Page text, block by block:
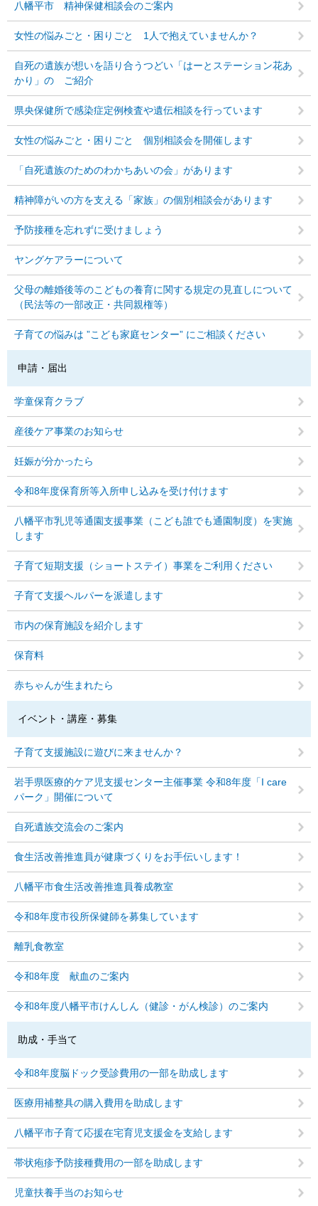
八幡平市 精神保健相談会のご案内
女性の悩みごと・困りごと 1人で抱えていませんか？
自死の遺族が想いを語り合うつどい「はーとステーション花あ
かり」の ご紹介
県央保健所で感染症定例検査や遺伝相談を行っています
女性の悩みごと・困りごと 個別相談会を開催します
「自死遺族のためのわかちあいの会」があります
精神障がいの方を支える「家族」の個別相談会があります
予防接種を忘れずに受けましょう
ヤングケアラーについて
父母の離婚後等のこどもの養育に関する規定の見直しについて
（民法等の一部改正・共同親権等）
子育ての悩みは ”こども家庭センター” にご相談ください
申請・届出
学童保育クラブ
産後ケア事業のお知らせ
妊娠が分かったら
令和8年度保育所等入所申し込みを受け付けます
八幡平市乳児等通園支援事業（こども誰でも通園制度）を実施
します
子育て短期支援（ショートステイ）事業をご利用ください
子育て支援ヘルパーを派遣します
市内の保育施設を紹介します
保育料
赤ちゃんが生まれたら
イベント・講座・募集
子育て支援施設に遊びに来ませんか？
岩手県医療的ケア児支援センター主催事業 令和8年度「I care
パーク」開催について
自死遺族交流会のご案内
食生活改善推進員が健康づくりをお手伝いします！
八幡平市食生活改善推進員養成教室
令和8年度市役所保健師を募集しています
離乳食教室
令和8年度 献血のご案内
令和8年度八幡平市けんしん（健診・がん検診）のご案内
助成・手当て
令和8年度脳ドック受診費用の一部を助成します
医療用補整具の購入費用を助成します
八幡平市子育て応援在宅育児支援金を支給します
帯状疱疹予防接種費用の一部を助成します
児童扶養手当のお知らせ